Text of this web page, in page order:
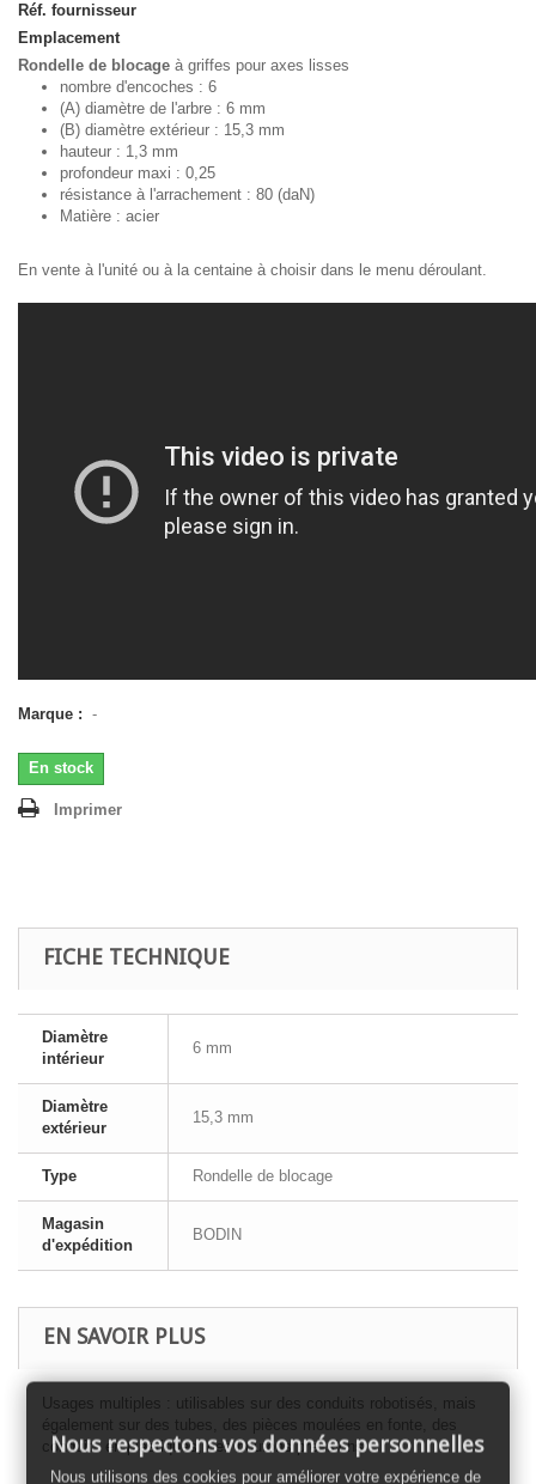
Réf. fournisseur
Emplacement
Rondelle de blocage à griffes pour axes lisses
nombre d'encoches : 6
(A) diamètre de l'arbre : 6 mm
(B) diamètre extérieur : 15,3 mm
hauteur : 1,3 mm
profondeur maxi : 0,25
résistance à l'arrachement : 80 (daN)
Matière : acier
En vente à l'unité ou à la centaine à choisir dans le menu déroulant.
Marque : -
En stock
Imprimer
FICHE TECHNIQUE
Diamètre
intérieur
6 mm
Diamètre
extérieur
15,3 mm
Type Rondelle de blocage
Magasin
d'expédition
BODIN
EN SAVOIR PLUS
Usages multiples : utilisables sur des conduits robotisés, mais
également sur des tubes, des pièces moulées en fonte, des
conduits en plastiques, des boutons pressions
Nous respectons vos données personnelles
Nous utilisons des cookies pour améliorer votre expérience de